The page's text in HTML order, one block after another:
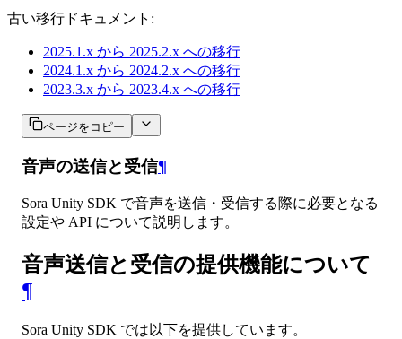
古い移行ドキュメント:
2025.1.x から 2025.2.x への移行
2024.1.x から 2024.2.x への移行
2023.3.x から 2023.4.x への移行
ページをコピー
音声の送信と受信¶
Sora Unity SDK で音声を送信・受信する際に必要となる
設定や API について説明します。
音声送信と受信の提供機能について
¶
Sora Unity SDK では以下を提供しています。